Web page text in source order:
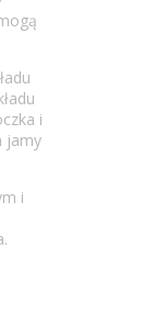
i
jamy
i